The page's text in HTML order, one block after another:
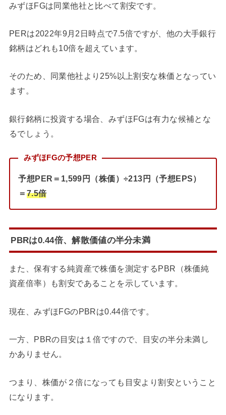
みずほFGは同業他社と比べて割安です。
PERは2022年9月2日時点で7.5倍ですが、他の大手銀行
銘柄はどれも10倍を超えています。
そのため、同業他社より25%以上割安な株価となってい
ます。
銀行銘柄に投資する場合、みずほFGは有力な候補とな
るでしょう。
みずほFGの予想PER
予想PER＝1,599円（株価）÷213円（予想EPS）
＝ 7.5倍
PBRは0.44倍、解散価値の半分未満
また、保有する純資産で株価を測定するPBR（株価純
資産倍率）も割安であることを示しています。
現在、みずほFGのPBRは0.44倍です。
一方、PBRの目安は１倍ですので、目安の半分未満し
かありません。
つまり、株価が２倍になっても目安より割安ということ
になります。